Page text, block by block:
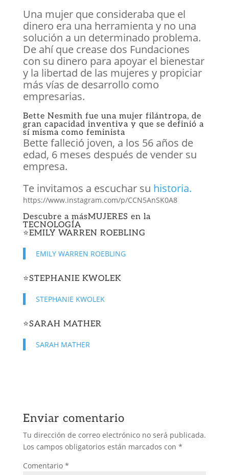
Una mujer que consideraba que el
dinero era una herramienta y no una
solución a un determinado problema.
De ahí que crease dos Fundaciones
con su dinero para apoyar el bienestar
y la libertad de las mujeres y propiciar
más vías de desarrollo como
empresarias.
Bette Nesmith fue una mujer filántropa, de
gran capacidad inventiva y que se definió a
sí misma como feminista
Bette falleció joven, a los 56 años de
edad, 6 meses después de vender su
empresa.
Te invitamos a escuchar su historia.
https://www.instagram.com/p/CCN5AnSK0A8
Descubre a másMUJERES en la
TECNOLOGÍA
⭐️EMILY WARREN ROEBLING
EMILY WARREN ROEBLING
⭐️STEPHANIE KWOLEK
STEPHANIE KWOLEK
⭐️SARAH MATHER
SARAH MATHER
Enviar comentario
Tu dirección de correo electrónico no será publicada.
Los campos obligatorios están marcados con *
Comentario *